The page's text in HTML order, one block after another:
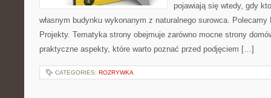
pojawiają się wtedy, gdy
własnym budynku wykonanym z naturalnego surowca.
Projekty. Tematyka strony obejmuje zarówno mocne strony
praktyczne aspekty, które warto poznać przed podjęciem […]
CATEGORIES: ROZRYWKA